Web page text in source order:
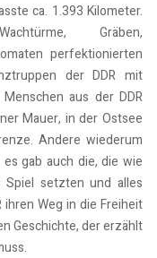
ca. 1.393 Kilometer.
Gräben,
perfektionierten
der DDR mit
aus der DDR
Mauer, in der Ostsee
Andere wiederum
gab auch die, die wie
Spiel setzten und alles
Weg in die Freiheit
Geschichte, der erzählt